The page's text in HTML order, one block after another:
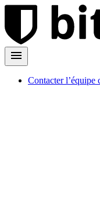
Contacter l’équipe